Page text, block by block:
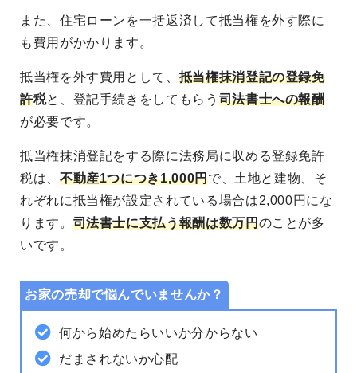
また、住宅ローンを一括返済して抵当権を外す際に
も費用がかかります。
抵当権を外す費用として、 抵当権抹消登記の登録免
許税と、登記手続きをしてもらう 司法書士への報酬
が必要です。
抵当権抹消登記をする際に法務局に収める登録免許
税は、 不動産1つにつき1,000円で、土地と建物、そ
れぞれに抵当権が設定されている場合は2,000円にな
ります。 司法書士に支払う報酬は数万円のことが多
いです。
お家の売却で悩んでいませんか？
何から始めたらいいか分からない
だまされないか心配